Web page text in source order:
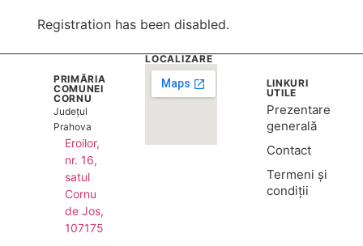
Registration has been disabled.
PRIMĂRIA
COMUNEI
CORNU
Județul
Prahova
Eroilor,
nr. 16,
satul
Cornu
de Jos,
107175
LOCALIZARE
LINKURI
UTILE
Prezentare
generală
Contact
Termeni și
condiții